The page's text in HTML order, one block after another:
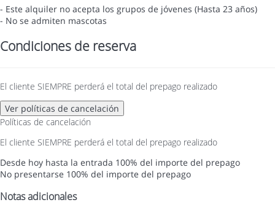
- Este alquiler no acepta los grupos de jóvenes (Hasta 23 años)
- No se admiten mascotas
Condiciones de reserva
El cliente SIEMPRE perderá el total del prepago realizado
Ver políticas de cancelación
Políticas de cancelación
El cliente SIEMPRE perderá el total del prepago realizado
Desde hoy hasta la entrada 100% del importe del prepago
No presentarse 100% del importe del prepago
Notas adicionales